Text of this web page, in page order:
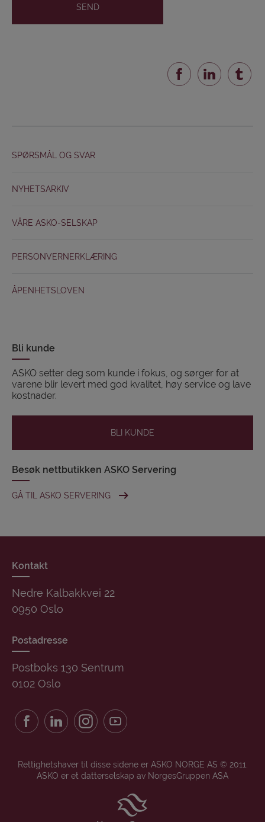
SEND
SPØRSMÅL OG SVAR
NYHETSARKIV
VÅRE ASKO-SELSKAP
PERSONVERNERKLÆRING
ÅPENHETSLOVEN
Bli kunde
ASKO setter deg som kunde i fokus, og sørger for at
varene blir levert med god kvalitet, høy service og lave
kostnader.
BLI KUNDE
Besøk nettbutikken ASKO Servering
GÅ TIL ASKO SERVERING
Kontakt
Nedre Kalbakkvei 22
0950 Oslo
Postadresse
Postboks 130 Sentrum
0102 Oslo
Rettighetshaver til disse sidene er ASKO NORGE AS © 2011.
ASKO er et datterselskap av NorgesGruppen ASA